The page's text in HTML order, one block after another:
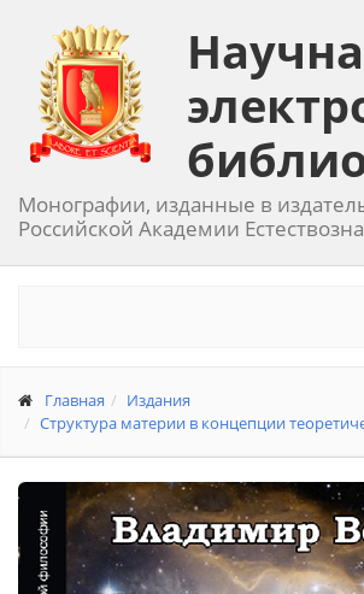
Монографии, изданные в
Российской Академии
Главная
Издания
Структура материи в концепции